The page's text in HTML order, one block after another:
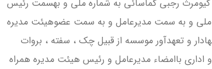
مديران: آقاي كيومرث رجبي گماسائي به شماره ملي و بهسمت رئيس
ملي و به سمت مديرعامل و به سمت عضوهيئت مديره
و تعهدآور موسسه از قبيل چک ، سفته ، بروات
اداري باامضاء مديرعامل و رئيس هيئت مديره همراه